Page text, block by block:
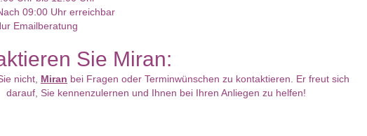
09:00 Uhr erreichbar
Emailberatung
Sie Miran:
nicht, Miran bei Fragen oder Terminwünschen zu kontaktieren. Er freut sich
darauf, Sie kennenzulernen und Ihnen bei Ihren Anliegen zu helfen!